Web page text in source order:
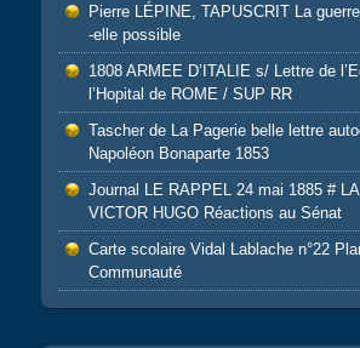
Pierre LÉPINE, TAPUSCRIT La
-elle possible
1808 ARMEE D’ITALIE s/ Lettre de
l’Hopital de ROME / SUP RR
Tascher de La Pagerie belle lettre
Napoléon Bonaparte 1853
Journal LE RAPPEL 24 mai 1885 #
VICTOR HUGO Réactions au Sénat
Carte scolaire Vidal Lablache n°22
Communauté